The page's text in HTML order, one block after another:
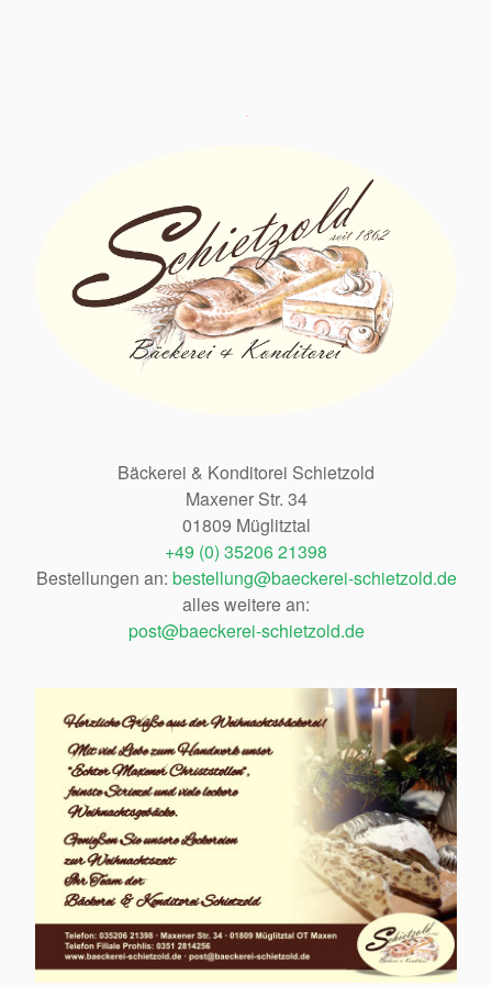
Bäckerei & Konditorei Schietzold
Maxener Str. 34
01809 Müglitztal
+49 (0) 35206 21398
Bestellungen an: bestellung@baeckerei-schietzold.de
alles weitere an:
post@baeckerei-schietzold.de